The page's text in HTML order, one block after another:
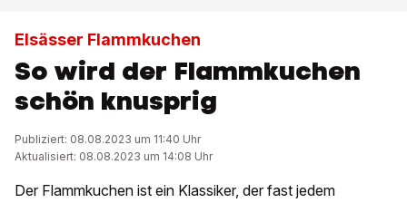
Elsässer Flammkuchen
So wird der Flammkuchen
schön knusprig
Publiziert: 08.08.2023 um 11:40 Uhr
Aktualisiert: 08.08.2023 um 14:08 Uhr
Der Flammkuchen ist ein Klassiker, der fast jedem